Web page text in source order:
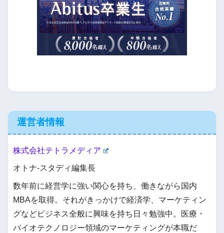
運営者情報
株式会社テトラメディア
オトナ-スタディ編集長
数年前に経営学に強い関心を持ち、働きながら国内
MBAを取得。それがきっかけで経済学、マーケティン
グなどビジネス全般に興味を持ち日々勉強中。医療・
バイオテクノロジー領域のマーケティングが本職だ